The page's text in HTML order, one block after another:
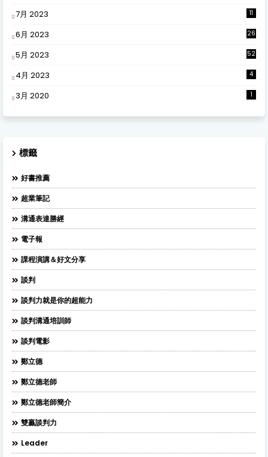
7月 2023 11
6月 2023 26
5月 2023 52
4月 2023 4
3月 2020 1
標籤
好書推薦
超業筆記
溝通表達勝經
電子報
課程演講＆好文分享
談判
談判力就是你的超能力
談判溝通培訓師
談判電影
鄭立德
鄭立德老師
鄭立德老師簡介
雙贏談判力
Leader